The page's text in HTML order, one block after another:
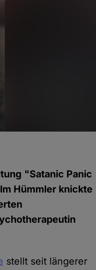
"Satanic Panic
Hümmler knickte
stellt seit längerer